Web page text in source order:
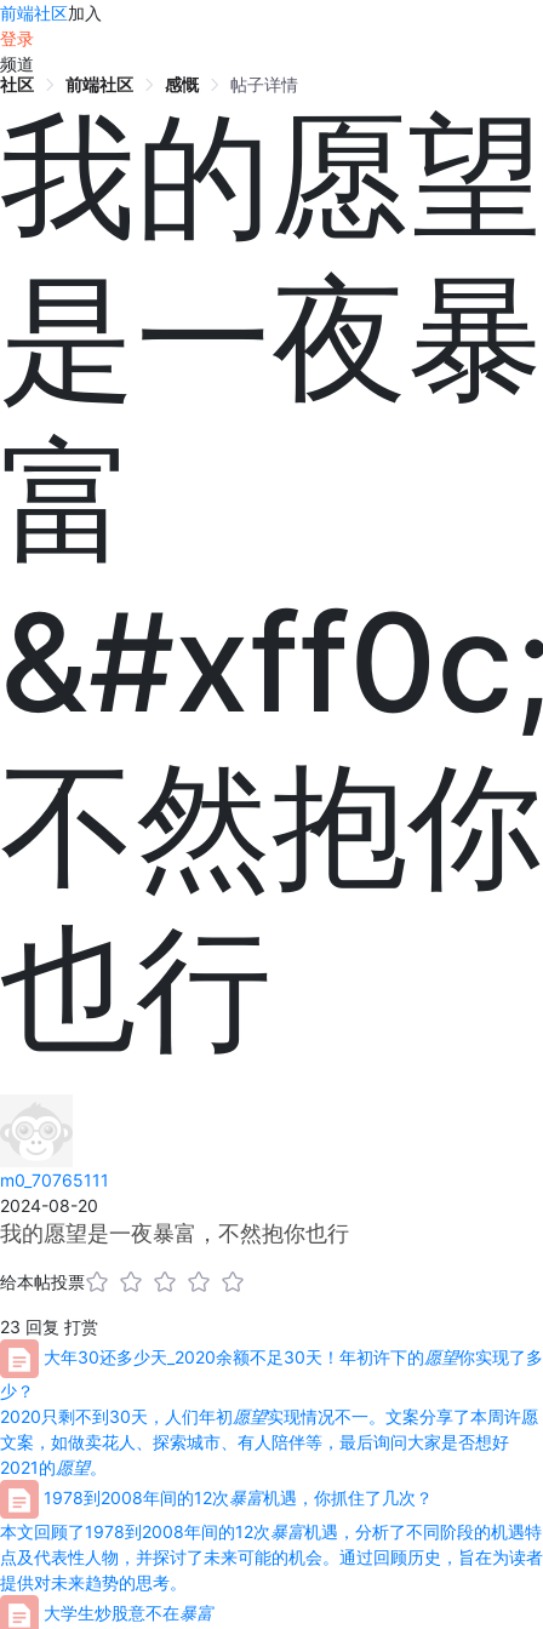
前端社区加入
登录
频道
社区
前端社区 感慨 帖子详情
我的愿望
是一夜暴
富
不然抱你
也行
m0_70765111
2024-08-20
我的愿望是一夜暴富，不然抱你也行
给本帖投票
23 回复 打赏
大年30还多少天_2020余额不足30天！年初许下的愿望你实现了多
少？
2020只剩不到30天，人们年初愿望实现情况不一。文案分享了本周许愿
文案，如做卖花人、探索城市、有人陪伴等，最后询问大家是否想好
2021的愿望。
1978到2008年间的12次暴富机遇，你抓住了几次？
本文回顾了1978到2008年间的12次暴富机遇，分析了不同阶段的机遇特
点及代表性人物，并探讨了未来可能的机会。通过回顾历史，旨在为读者
提供对未来趋势的思考。
大学生炒股意不在暴富